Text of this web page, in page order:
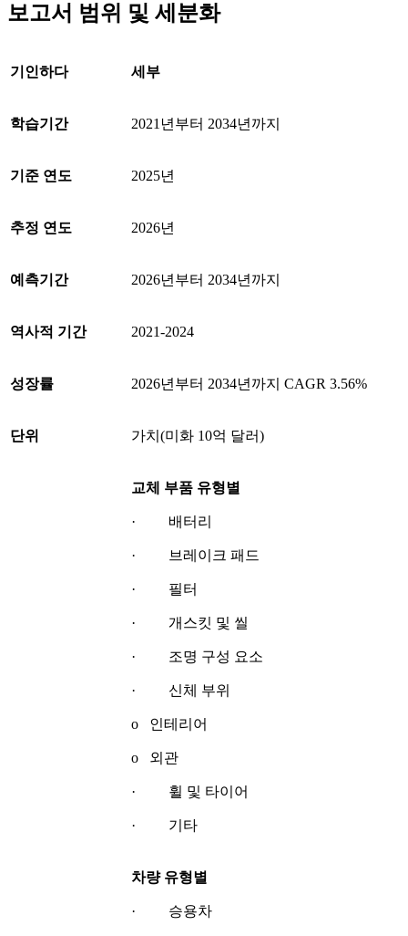
보고서 범위 및 세분화
기인하다 세부
학습기간 2021년부터 2034년까지
기준 연도 2025년
추정 연도 2026년
예측기간 2026년부터 2034년까지
역사적 기간 2021-2024
성장률 2026년부터 2034년까지 CAGR 3.56%
단위 가치(미화 10억 달러)
교체 부품 유형별
· 배터리
· 브레이크 패드
· 필터
· 개스킷 및 씰
· 조명 구성 요소
· 신체 부위
o 인테리어
o 외관
· 휠 및 타이어
· 기타
차량 유형별
· 승용차